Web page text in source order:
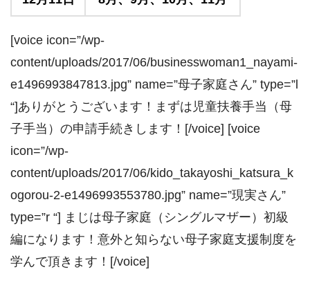
[voice icon=”/wp-
content/uploads/2017/06/businesswoman1_nayami-
e1496993847813.jpg” name=”母子家庭さん” type=”l
“]ありがとうございます！まずは児童扶養手当（母
子手当）の申請手続きします！[/voice] [voice
icon=”/wp-
content/uploads/2017/06/kido_takayoshi_katsura_k
ogorou-2-e1496993553780.jpg” name=”現実さん”
type=”r “] まじは母子家庭（シングルマザー）初級
編になります！意外と知らない母子家庭支援制度を
学んで頂きます！[/voice]